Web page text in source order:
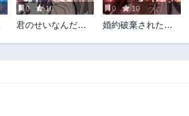
0 10
君のせいなんだか
0 10
婚約破棄された
に嫁ぎました。